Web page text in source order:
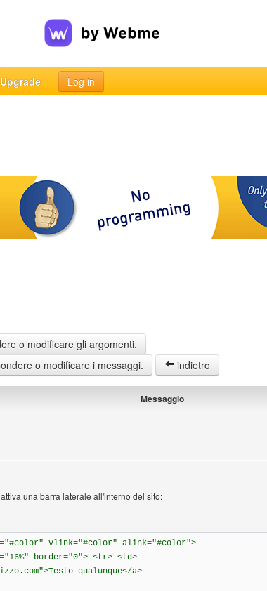
Log in
o modificare gli argomenti.
o modificare i messaggi.
indietro
Messaggio
una barra laterale all'interno del sito:
vlink="#color" alink="#color">
border="0"> <tr> <td>
qualunque</a>